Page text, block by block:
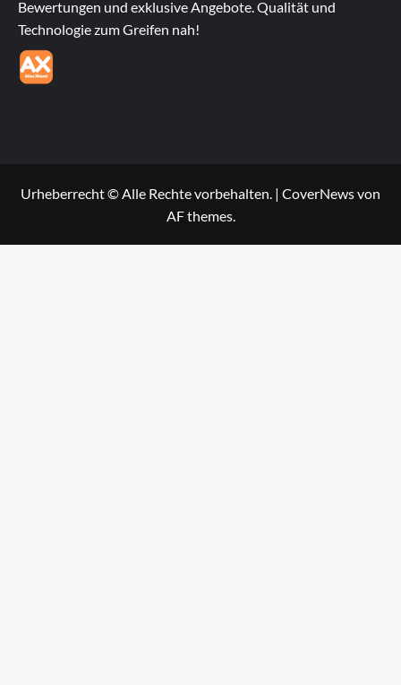
Bewertungen und exklusive Angebote. Qualität und
Technologie zum Greifen nah!
Urheberrecht © Alle Rechte vorbehalten. | CoverNewsvon
AF themes.